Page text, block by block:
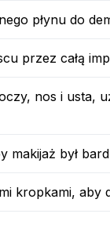
płynu do
przez całą
nos i usta,
makijaż był
kropkami, aby